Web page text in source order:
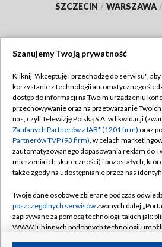
SZCZECIN / WARSZAWA /
TVP
Abonament TVP
Emisja w TVP
Centrum informacji TVP
Naziemna Telewizja Cyfrowa
Rada Programowa
System NOS
Informacje o nadawcy
Regulamin
Polityka
Moje zgody
Pomoc
Kontakt
Kanały
Szanujemy Twoją prywatność
Kliknij "Akceptuję i przechodzę do serwisu",
korzystanie z technologii automatycznego
dostęp do informacji na Twoim urządzeniu
przechowywanie oraz na przetwarzanie
nas, czyli Telewizję Polską S.A. w likwidacji
Zaufanych Partnerów z IAB* (1201 firm) oraz
Partnerów TVP (93 firm), w celach
zautomatyzowanego dopasowania reklam do
mierzenia ich skuteczności) i pozostałych,
także zgody na udostępnianie przez nas
Twoje dane osobowe zbierane podczas
poszczególnych serwisówzwanych dalej
zapisywane za pomocą technologii takich jak:
WWW lub innych podobnych technologii